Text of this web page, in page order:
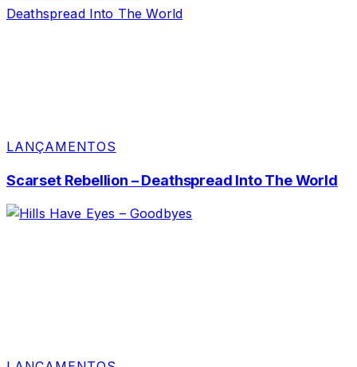
LANÇAMENTOS
Scarset Rebellion – Deathspread Into The World